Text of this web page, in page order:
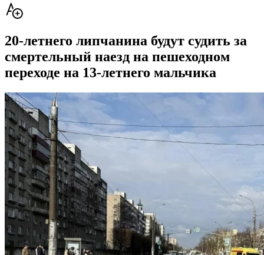
20-летнего липчанина будут судить за
смертельный наезд на пешеходном
переходе на 13-летнего мальчика